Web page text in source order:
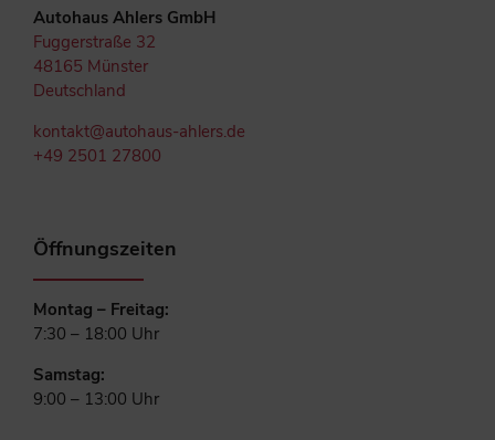
Autohaus Ahlers GmbH
Fuggerstraße 32
48165 Münster
Deutschland
kontakt@autohaus-ahlers.de
+49 2501 27800
Öffnungszeiten
Montag – Freitag:
7:30 – 18:00 Uhr
Samstag:
9:00 – 13:00 Uhr